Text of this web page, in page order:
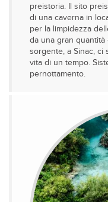
preistoria. Il sito
di una caverna in
per la limpidezza
da una gran
sorgente, a Sinac, ci
vita di un tempo.
pernottamento.